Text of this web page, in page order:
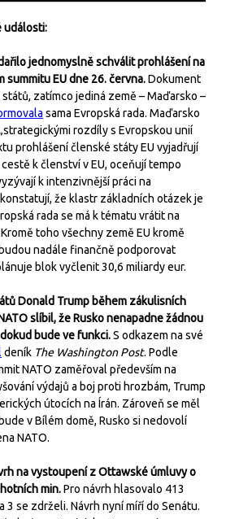
události:
jednomyslně schválit prohlášení na
summitu EU dne 26. června.Dokument
zatímco jediná země – Maďarsko –
sama Evropská rada. Maďarsko
rozdíly s Evropskou unií
prohlášení členské státy EU vyjadřují
k členství v EU, oceňují tempo
k intenzivnější práci na
že klastr základních otázek je
rada se má k tématu vrátit na
toho všechny země EU kromě
nadále finančně podporovat
blok vyčlenit 30,6 miliardy eur.
Donald Trump během zákulisních
slíbil, že Rusko nenapadne žádnou
bude ve funkci.S odkazem na své
deník The Washington Post. Podle
NATO zaměřoval především na
výdajů a boj proti hrozbám, Trump
útocích na Írán. Zároveň se měl
v Bílém domě, Rusko si nedovolí
NATO.
na vystoupení z Ottawské úmluvy o
min.Pro návrh hlasovalo 413
3 se zdrželi. Návrh nyní míří do Senátu.